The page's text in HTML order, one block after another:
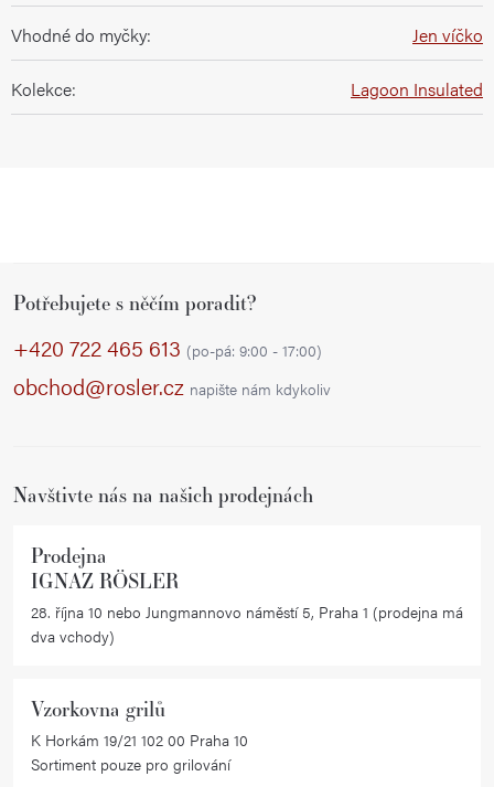
Vhodné do myčky: Jen víčko
Kolekce: Lagoon Insulated
Potřebujete s něčím poradit?
+420 722 465 613 (po-pá: 9:00 - 17:00)
obchod@rosler.cz napište nám kdykoliv
Navštivte nás na našich prodejnách
Prodejna
IGNAZ RÖSLER
28. října 10 nebo Jungmannovo náměstí 5, Praha 1 (prodejna má
dva vchody)
Vzorkovna grilů
K Horkám 19/21 102 00 Praha 10
Sortiment pouze pro grilování